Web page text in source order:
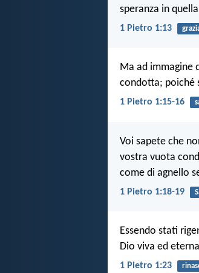
speranza in
1 Pietro 1:13
Ma ad immagine
condotta; poiché
1 Pietro 1:15-16
Voi sapete che
vostra vuota
come di agnello
1 Pietro 1:18-19
Essendo stati
Dio viva ed
1 Pietro 1:23